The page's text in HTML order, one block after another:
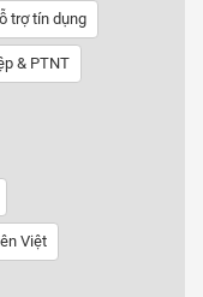
trợ tín dụng
& PTNT
Việt